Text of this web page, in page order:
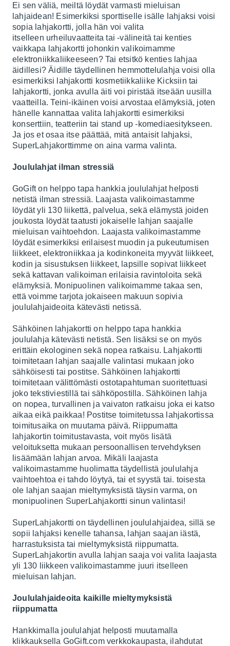
Ei sen väliä, meiltä löydät varmasti mieluisan
lahjaidean! Esimerkiksi sporttiselle isälle lahjaksi voisi
sopia lahjakortti, jolla hän voi valita
itselleen urheiluvaatteita tai -välineitä tai kenties
vaikkapa lahjakortti johonkin valikoimamme
elektroniikkaliikeeseen? Tai etsitkö kenties lahjaa
äidillesi? Äidille täydellinen hemmottelulahja voisi olla
esimerkiksi lahjakortti kosmetiikkaliike Kicksiin tai
lahjakortti, jonka avulla äiti voi piristää itseään uusilla
vaatteilla. Teini-ikäinen voisi arvostaa elämyksiä, joten
hänelle kannattaa valita lahjakortti esimerkiksi
konserttiin, teatteriin tai stand up -komediaesitykseen.
Ja jos et osaa itse päättää, mitä antaisit lahjaksi,
SuperLahjakorttimme on aina varma valinta.
Joululahjat ilman stressiä
GoGift on helppo tapa hankkia joululahjat helposti
netistä ilman stressiä. Laajasta valikoimastamme
löydät yli 130 liikettä, palvelua, sekä elämystä joiden
joukosta löydät taatusti jokaiselle lahjan saajalle
mieluisan vaihtoehdon. Laajasta valikoimastamme
löydät esimerkiksi erilaisest muodin ja pukeutumisen
liikkeet, elektroniikkaa ja kodinkoneita myyvät liikkeet,
kodin ja sisustuksen liikkeet, lapsille sopivat liikkeet
sekä kattavan valikoiman erilaisia ravintoloita sekä
elämyksiä. Monipuolinen valikoimamme takaa sen,
että voimme tarjota jokaiseen makuun sopivia
joululahjaideoita kätevästi netissä.
Sähköinen lahjakortti on helppo tapa hankkia
joululahja kätevästi netistä. Sen lisäksi se on myös
erittäin ekologinen sekä nopea ratkaisu. Lahjakortti
toimitetaan lahjan saajalle valintasi mukaan joko
sähköisesti tai postitse. Sähköinen lahjakortti
toimitetaan välittömästi ostotapahtuman suoritettuasi
joko tekstiviestillä tai sähköpostilla. Sähköinen lahja
on nopea, turvallinen ja vaivaton ratkaisu joka ei katso
aikaa eikä paikkaa! Postitse toimitetussa lahjakortissa
toimitusaika on muutama päivä. Riippumatta
lahjakortin toimitustavasta, voit myös lisätä
veloituksetta mukaan persoonallisen tervehdyksen
lisäämään lahjan arvoa. Mikäli laajasta
valikoimastamme huolimatta täydellistä joululahja
vaihtoehtoa ei tahdo löytyä, tai et syystä tai. toisesta
ole lahjan saajan mieltymyksistä täysin varma, on
monipuolinen SuperLahjakortti sinun valintasi!
SuperLahjakortti on täydellinen joululahjaidea, sillä se
sopii lahjaksi kenelle tahansa, lahjan saajan iästä,
harrastuksista tai mieltymyksistä riippumatta.
SuperLahjakortin avulla lahjan saaja voi valita laajasta
yli 130 liikkeen valikoimastamme juuri itselleen
mieluisan lahjan.
Joululahjaideoita kaikille mieltymyksistä
riippumatta
Hankkimalla joululahjat helposti muutamalla
klikkauksella GoGift.com verkkokaupasta, ilahdutat